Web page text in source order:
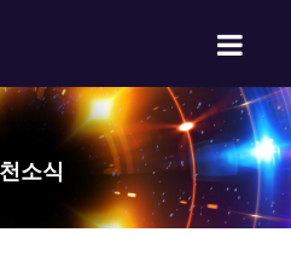
소식